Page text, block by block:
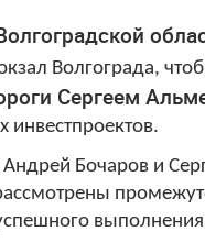
Волгограда,
Сергеем
инвестпроектов.
Бочаров и